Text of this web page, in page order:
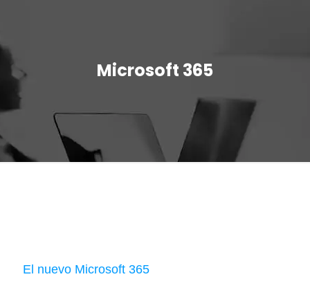
Microsoft 365
El nuevo Microsoft 365